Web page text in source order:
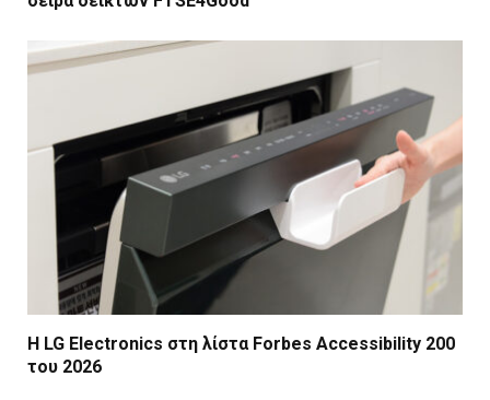
Η LG Electronics στη λίστα Forbes Accessibility 200
του 2026